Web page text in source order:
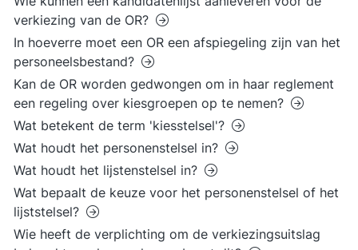
verkiezing van de OR?
In hoeverre moet een OR een afspiegeling zijn van het
personeelsbestand?
Kan de OR worden gedwongen om in haar reglement
een regeling over kiesgroepen op te nemen?
Wat betekent de term 'kiesstelsel'?
Wat houdt het personenstelsel in?
Wat houdt het lijstenstelsel in?
Wat bepaalt de keuze voor het personenstelsel of het
lijststelsel?
Wie heeft de verplichting om de verkiezingsuitslag